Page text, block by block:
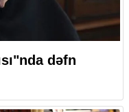
dəfn